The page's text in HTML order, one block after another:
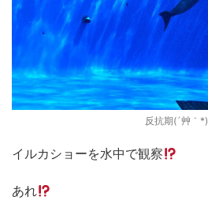
反抗期(´艸｀*)
イルカショーを水中で観察
あれ